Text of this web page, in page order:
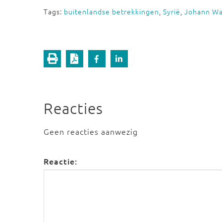
Tags: buitenlandse betrekkingen, Syrië, Johann
Reacties
Geen reacties aanwezig
Reactie: